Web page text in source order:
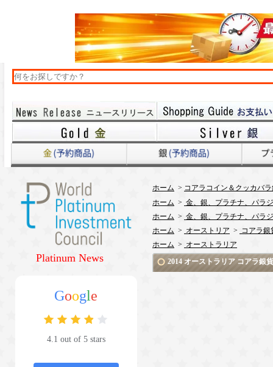
Platinum News
Google
4.1 out of 5 stars
ホーム > コアラコイン＆クッカバ
ホーム > 金、銀、プラチナ、パラ
ホーム > 金、銀、プラチナ、パラ
ホーム > オーストリア > コアラ銀
ホーム > オーストラリア
2014 オーストラリア コアラ銀